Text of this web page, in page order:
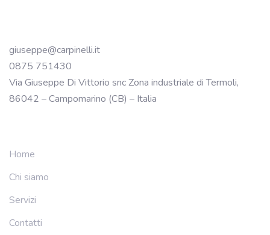
giuseppe@carpinelli.it
0875 751430
Via Giuseppe Di Vittorio snc Zona industriale di Termoli,
86042 – Campomarino (CB) – Italia
Home
Chi siamo
Servizi
Contatti